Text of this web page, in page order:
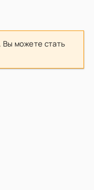
можете стать